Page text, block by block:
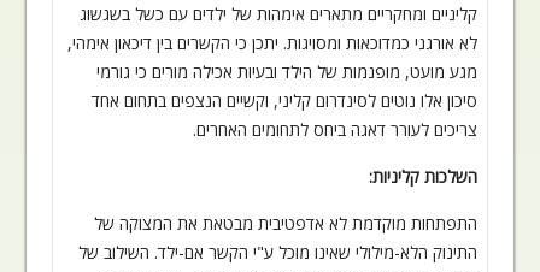
קליניים ומחקריים מתארים אימהות של ילדים עם כשל בשגשוג
לא אורגני כמדוכאות ומסויגות. יתכן כי הקשרים בין דיכאון אימהי,
מגע מועט, מופנמות של הילד ובעיות אכילה מורים כי גורמי
סיכון אלו נוטים לסינדרום קליני, וקשיים הנצפים בתחום אחד
צריכים לעורר דאגה ביחס לתחומים האחרים.
השלכות קליניות:
התפתחות מוקדמת לא אדפטיבית מבטאת את המצוקה של
התינוק הלא-מילולי שאינו מוכל ע"י הקשר אם-ילד. השילוב של